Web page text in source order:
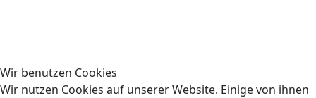
Wir benutzen Cookies
Wir nutzen Cookies auf unserer Website. Einige von ihnen